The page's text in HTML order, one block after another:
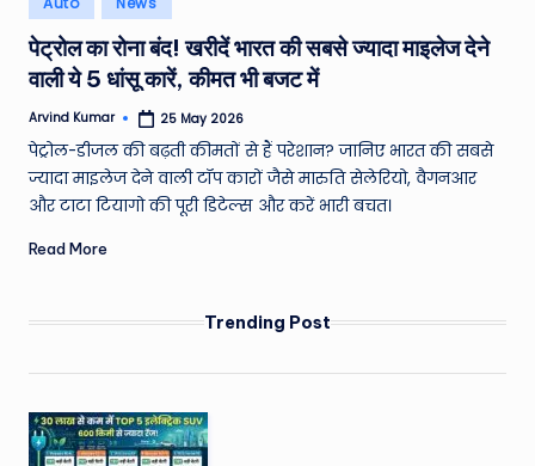
e
a
t
h
er
,
T
c
h
&
M
in
पेट्रोल का रोना बंद! खरीदें भारत की सबसे ज्यादा माइलेज देने
वाली ये 5 धांसू कारें, कीमत भी बजट में
Posted
by
Arvind Kumar 25 May 2026
पेट्रोल-डीजल की बढ़ती कीमतों से हैं परेशान? जानिए भारत की सबसे
ज्यादा माइलेज देने वाली टॉप कारों जैसे मारुति सेलेरियो, वैगनआर
और टाटा टियागो की पूरी डिटेल्स और करें भारी बचत।
Read More
Trending Post